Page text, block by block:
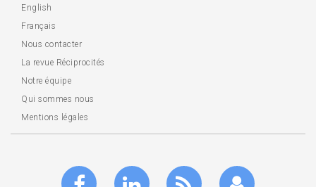
English
Français
Nous contacter
La revue Réciprocités
Notre équipe
Qui sommes nous
Mentions légales